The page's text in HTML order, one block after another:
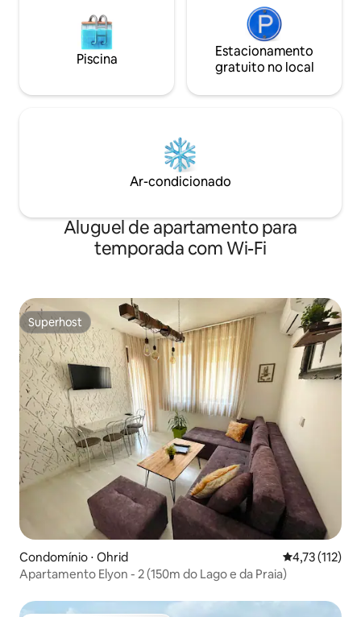
Piscina
Estacionamento
gratuito no local
Ar-condicionado
Aluguel de apartamento para
temporada com Wi-Fi
Superhost
Superhost
Condomínio ⋅ Ohrid 4,73 de uma
4,73 (112)
Apartamento Elyon - 2 (150m do Lago e da Praia)